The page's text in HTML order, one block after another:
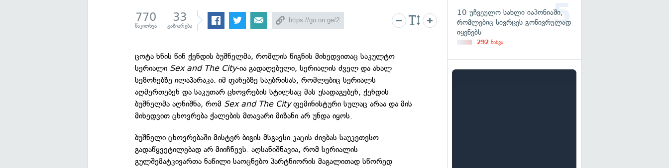
770
წაკითხვა
33
გაზიარება
ცოტა ხნის წინ ქენდის ბუშნელმა, რომლის წიგნის მიხედვითაც საკულტო
სერიალი Sex and The City-ია გადაღებული, სერიალის ძველ და ახალ
სეზონებზე ილაპარაკა. იმ ფანებზე საუბრისას, რომლებიც სერიალს
აღმერთებენ და საკუთარ ცხოვრების სტილსაც მას უსადაგებენ, ქენდის
ბუშნელმა აღნიშნა, რომ Sex and The Cityფემინისტური სულაც არაა და მის
მიხედვით ცხოვრება ქალების მთავარი მიზანი არ უნდა იყოს.
ბუშნელი ცხოვრებაში მისტერ ბიგის მსგავსი კაცის ძიებას საუკეთესო
გადაწყვეტილებად არ მიიჩნევს. აღსანიშნავია, რომ სერიალის
გულშემატკივართა ნაწილი საოცნებო პარტნიორის მაგალითად სწორედ
10 უჩვეულო სახლი იაპონიაში,
რომლებიც სივრცეს გონივრულად
იყენებს
292 ნახვა